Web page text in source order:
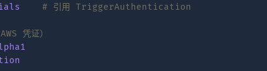
# 引用 TriggerAuthentication
凭证）